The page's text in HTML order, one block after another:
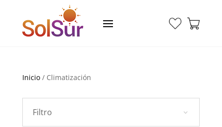
Inicio/ Climatización
Filtro